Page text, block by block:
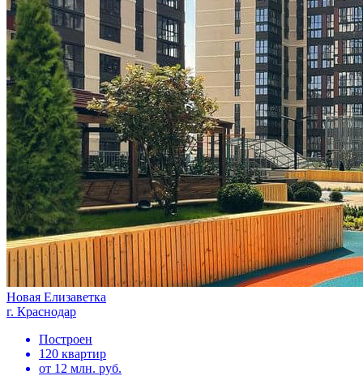
Новая Елизаветка
г. Краснодар
Построен
120 квартир
от 12 млн. руб.